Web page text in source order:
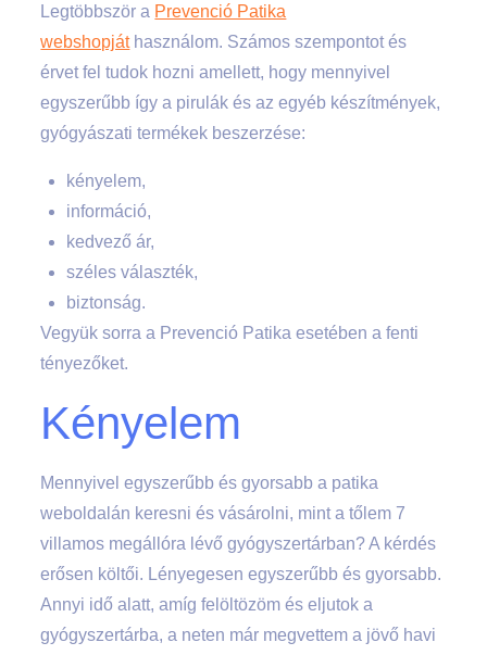
Legtöbbször a Prevenció Patika
webshopjáthasználom. Számos szempontot és
érvet fel tudok hozni amellett, hogy mennyivel
egyszerűbb így a pirulák és az egyéb készítmények,
gyógyászati termékek beszerzése:
kényelem,
információ,
kedvező ár,
széles választék,
biztonság.
Vegyük sorra a Prevenció Patika esetében a fenti
tényezőket.
Kényelem
Mennyivel egyszerűbb és gyorsabb a patika
weboldalán keresni és vásárolni, mint a tőlem 7
villamos megállóra lévő gyógyszertárban? A kérdés
erősen költői. Lényegesen egyszerűbb és gyorsabb.
Annyi idő alatt, amíg felöltözöm és eljutok a
gyógyszertárba, a neten már megvettem a jövő havi